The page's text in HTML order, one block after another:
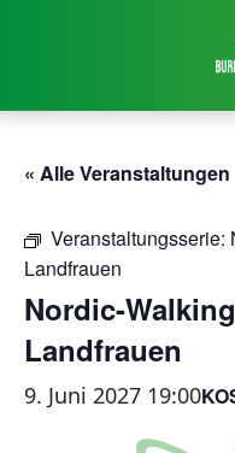
« Alle Veranstaltungen
Veranstaltungsserie:
Landfrauen
Nordic-
Landfrauen
9. Juni 2027 19:00